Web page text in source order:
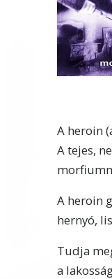
A heroin
A tejes,
A heroin
hernyó,
Tudja
a